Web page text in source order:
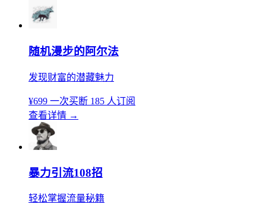
随机漫步的阿尔法
发现财富的潜藏魅力
¥699 一次买断 185 人订阅
查看详情 →
暴力引流108招
轻松掌握流量秘籍